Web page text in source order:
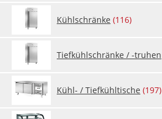
Kühl­schrän­ke (116)
Tief­kühl­schrän­ke / -tru­hen
Kühl- / Tief­kühl­ti­sche (197)